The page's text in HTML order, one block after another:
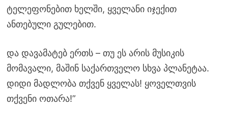
ტელეფონებით ხელში, ყველანი იჯექით
ანთებული გულებით.
და დავამატებ ერთს – თუ ეს არის მუსიკის
მომავალი, მაშინ საქართველო სხვა პლანეტაა.
დიდი მადლობა თქვენ ყველას! ყოველთვის
თქვენი ოთარა!”